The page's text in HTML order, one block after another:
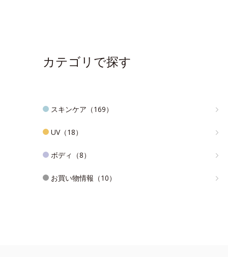
カテゴリで探す
スキンケア（169）
UV（18）
ボディ（8）
お買い物情報（10）